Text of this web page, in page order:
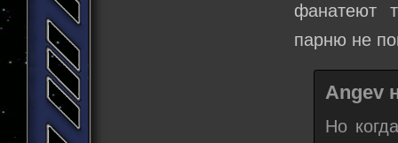
фанатеют
парню не
Angev
Но